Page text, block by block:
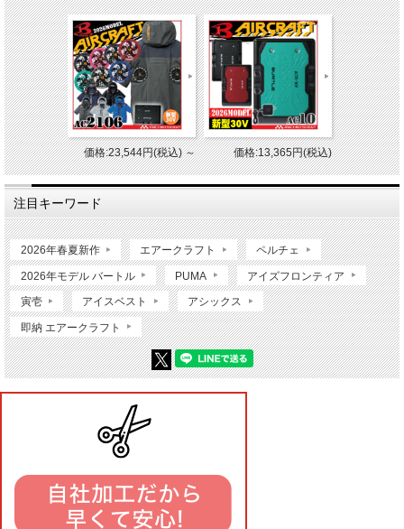
価格:23,544円(税込)～ 価格:13,365円(税込)
注目キーワード
2026年春夏新作 エアークラフト ペルチェ
2026年モデル バートル PUMA アイズフロンティア
寅壱 アイスベスト アシックス
即納 エアークラフト